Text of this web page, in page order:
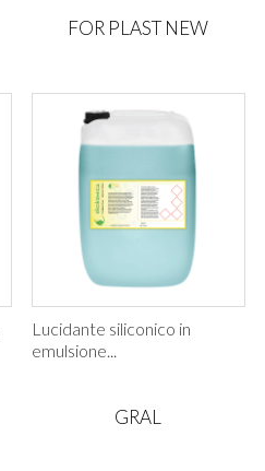
FOR PLAST NEW
Lucidante siliconico in
emulsione...
GRAL